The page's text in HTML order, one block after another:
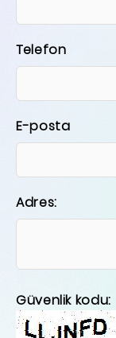
Telefon
E-posta
Adres:
Güvenlik kodu: